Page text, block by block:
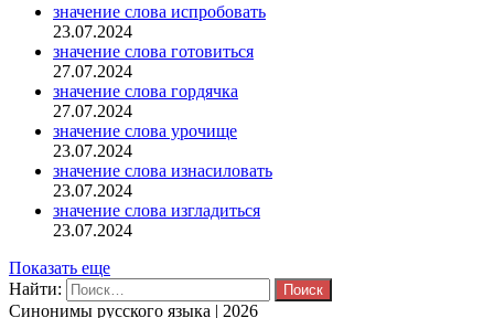
значение слова испробовать
23.07.2024
значение слова готовиться
27.07.2024
значение слова гордячка
27.07.2024
значение слова урочище
23.07.2024
значение слова изнасиловать
23.07.2024
значение слова изгладиться
23.07.2024
Показать еще
Найти:
Синонимы русского языка | 2026